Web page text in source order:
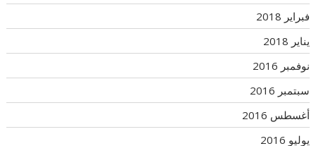
فبراير 2018
يناير 2018
نوفمبر 2016
سبتمبر 2016
أغسطس 2016
يوليو 2016